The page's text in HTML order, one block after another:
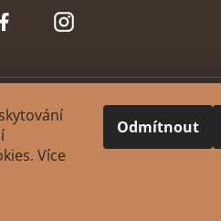
Více
Odmítnout
Inst
agra
reprosoustav